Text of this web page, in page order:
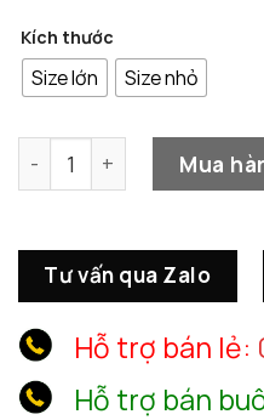
Kích thước
Size lớn Size nhỏ
Tranh Sơn Dầu TrừuMua
Tư vấn qua Zalo
Hỗ trợ bán lẻ:
Hỗ trợ bán